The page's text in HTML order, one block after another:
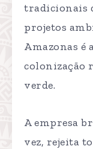
tradicionais
projetos
Amazonas é
colonização
verde.
A empresa
vez, rejeita